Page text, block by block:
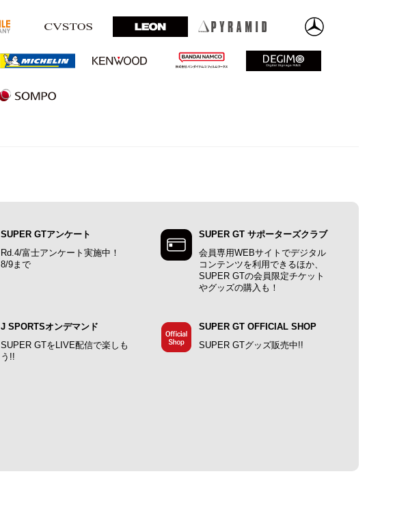
SUPER GTアンケート
Rd.4/富士アンケート実施中！
8/9まで
SUPER GT サポーターズクラブ
会員専用WEBサイトでデジタル
コンテンツを利用できるほか、
SUPER GTの会員限定チケット
やグッズの購入も！
J SPORTSオンデマンド
SUPER GTをLIVE配信で楽しも
う!!
SUPER GT OFFICIAL SHOP
SUPER GTグッズ販売中!!